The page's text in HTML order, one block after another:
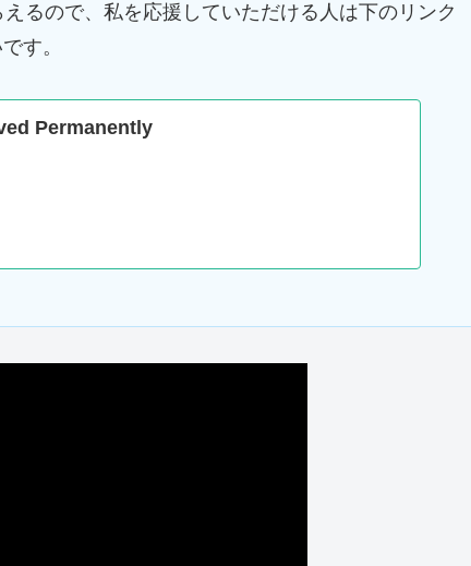
るので、私を応援していただける人は下のリンク
す。
Permanently